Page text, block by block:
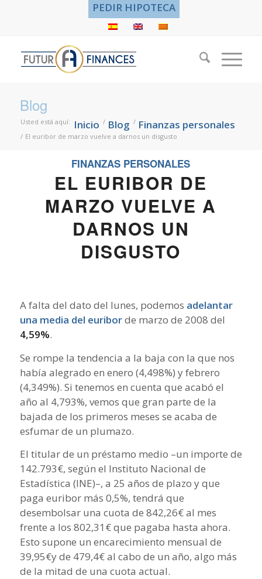
PEDIR HIPOTECA
Blog
Usted está aquí: Inicio / Blog / Finanzas personales
/ El euribor de marzo vuelve a darnos un disgusto
FINANZAS PERSONALES
EL EURIBOR DE
MARZO VUELVE A
DARNOS UN
DISGUSTO
A falta del dato del lunes, podemos adelantar
una media del euriborde marzo de 2008 del
4,59%.
Se rompe la tendencia a la baja con la que nos
había alegrado en enero (4,498%) y febrero
(4,349%). Si tenemos en cuenta que acabó el
año al 4,793%, vemos que gran parte de la
bajada de los primeros meses se acaba de
esfumar de un plumazo.
El titular de un préstamo medio –un importe de
142.793€, según el Instituto Nacional de
Estadística (INE)–, a 25 años de plazo y que
paga euribor más 0,5%, tendrá que
desembolsar una cuota de 842,26€ al mes
frente a los 802,31€ que pagaba hasta ahora.
Esto supone un encarecimiento mensual de
39,95€y de 479,4€ al cabo de un año, algo más
de la mitad de una cuota actual.